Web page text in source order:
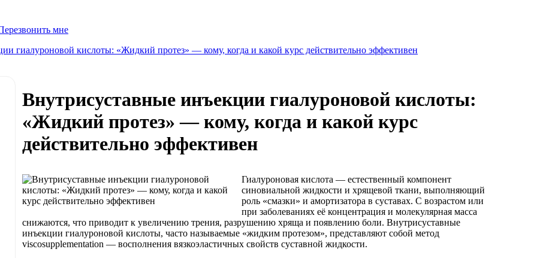
мне
гиалуроновой кислоты: «Жидкий протез» — кому, когда и какой курс действительно эффективен
Внутрисуставные инъекции гиалуроновой кислоты:
«Жидкий протез» — кому, когда и какой курс
действительно эффективен
Гиалуроновая кислота — естественный компонент
синовиальной жидкости и хрящевой ткани, выполняющий
роль «смазки» и амортизатора в суставах. С возрастом или
при заболеваниях её концентрация и молекулярная масса
снижаются, что приводит к увеличению трения, разрушению хряща и появлению боли. Внутрисуставные
инъекции гиалуроновой кислоты, часто называемые «жидким протезом», представляют собой метод
viscosupplementation — восполнения вязкоэластичных свойств суставной жидкости.